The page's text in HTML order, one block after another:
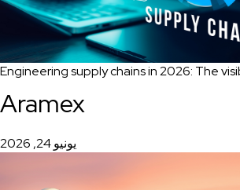
Engineering supply chains in 2026: The
Aramex
يونيو 24, 2026